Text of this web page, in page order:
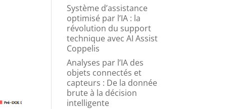
Système d’assistance
optimisé par l’IA : la
révolution du support
technique avec AI Assist
Coppelis
Analyses par l’IA des
objets connectés et
capteurs : De la donnée
brute à la décision
intelligente